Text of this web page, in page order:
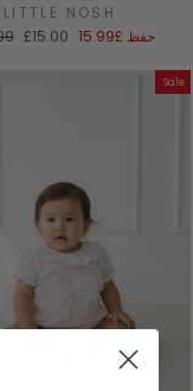
LITTLE NOSH
سعر
£15.00 حفظ £15.99
Sale